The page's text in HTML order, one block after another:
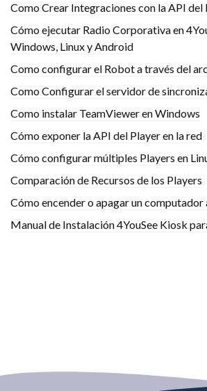
Como Crear Integraciones con la API del
Cómo ejecutar Radio Corporativa en
Windows, Linux y Android
Como configurar el Robot a través del
Como Configurar el servidor de
Como instalar TeamViewer en Windows
Cómo exponer la API del Player en la red
Cómo configurar múltiples Players en
Comparación de Recursos de los Players
Cómo encender o apagar un
Manual de Instalación 4YouSee Kiosk